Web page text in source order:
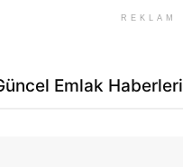
REKLAM
Emlak Haberleri